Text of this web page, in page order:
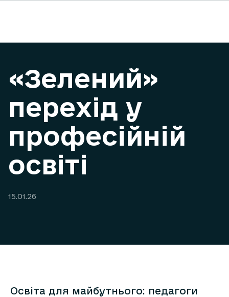
«Зелений»
перехід у
професійній
освіті
15.01.26
Освіта для майбутнього: педагоги